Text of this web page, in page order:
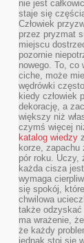
nie jest
staje się
Człowiek
przez pryzmat
miejscu
pozornie
nowego. To, co
ciche, może
wędrówki
kiedy człowiek
dekorację, a
większy niż
czymś więcej
katalog wiedzy
korze, zapachu
pór roku. Uczy,
każda cisza
wymaga
się spokój,
chwilowa
także odzyskać
ma wrażenie,
że każdy
jednak stoi się